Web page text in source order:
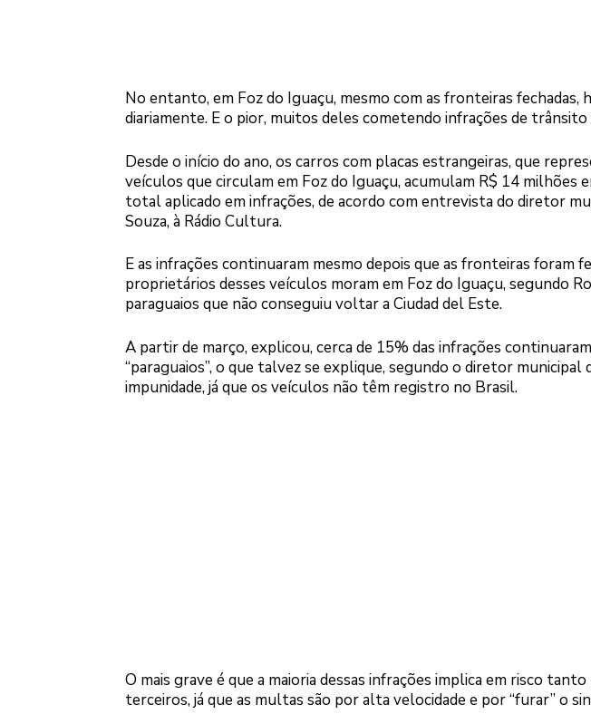
No entanto, em Foz do Iguaçu, mesmo com as fronteiras fechadas,
diariamente. E o pior, muitos deles cometendo infrações de
Desde o início do ano, os carros com placas estrangeiras, que
veículos que circulam em Foz do Iguaçu, acumulam R$ 14 milhões
total aplicado em infrações, de acordo com entrevista do diretor
Souza, à Rádio Cultura.
E as infrações continuaram mesmo depois que as fronteiras foram
proprietários desses veículos moram em Foz do Iguaçu, segundo
paraguaios que não conseguiu voltar a Ciudad del Este.
A partir de março, explicou, cerca de 15% das infrações
“paraguaios”, o que talvez se explique, segundo o diretor municipal
impunidade, já que os veículos não têm registro no Brasil.
O mais grave é que a maioria dessas infrações implica em risco
terceiros, já que as multas são por alta velocidade e por “furar” o